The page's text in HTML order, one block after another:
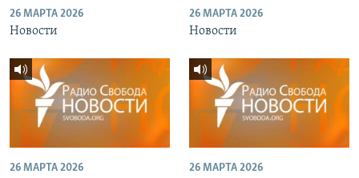
26 МАРТА 2026
Новости
26 МАРТА 2026
Новости
26 МАРТА 2026 26 МАРТА 2026